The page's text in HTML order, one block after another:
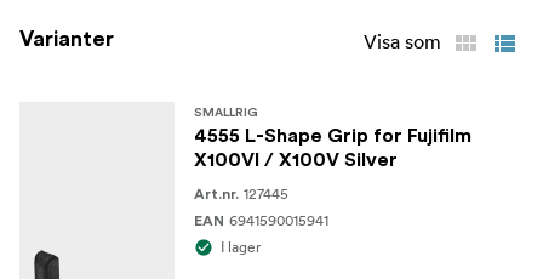
1x Cage
Varianter Visa som
SMALLRIG
4555 L-Shape Grip for Fujifilm
X100VI / X100V Silver
Art.nr. 127445
EAN 6941590015941
I lager